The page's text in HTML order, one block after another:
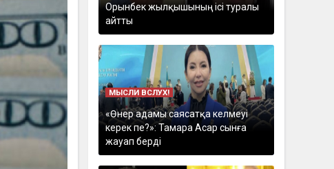
Орынбек жылқышының ісі туралы
айтты
МЫСЛИ ВСЛУХ!
«Өнер адамы саясатқа келмеуі
керек пе?»: Тамара Асар сынға
жауап берді